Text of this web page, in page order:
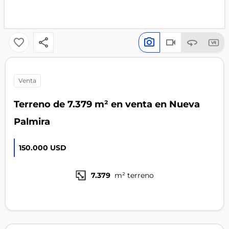
venta
Terreno de 7.379 m² en venta en Nueva
Palmira
150.000 USD
7.379 m² terreno